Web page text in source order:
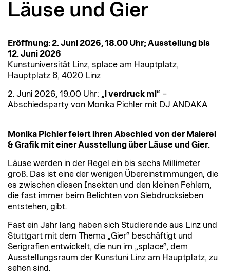
Läuse und Gier
Eröffnung: 2. Juni 2026, 18.00 Uhr; Ausstellung bis
12. Juni 2026
Kunstuniversität Linz, splace am Hauptplatz,
Hauptplatz 6, 4020 Linz
2. Juni 2026, 19.00 Uhr: „i verdruck mi“ –
Abschiedsparty von Monika Pichler mit DJ ANDAKA
Monika Pichler feiert ihren Abschied von der Malerei
& Grafik mit einer Ausstellung über Läuse und Gier.
Läuse werden in der Regel ein bis sechs Millimeter
groß. Das ist eine der wenigen Übereinstimmungen, die
es zwischen diesen Insekten und den kleinen Fehlern,
die fast immer beim Belichten von Siebdrucksieben
entstehen, gibt.
Fast ein Jahr lang haben sich Studierende aus Linz und
Stuttgart mit dem Thema „Gier“ beschäftigt und
Serigrafien entwickelt, die nun im „splace“, dem
Ausstellungsraum der Kunstuni Linz am Hauptplatz, zu
sehen sind.